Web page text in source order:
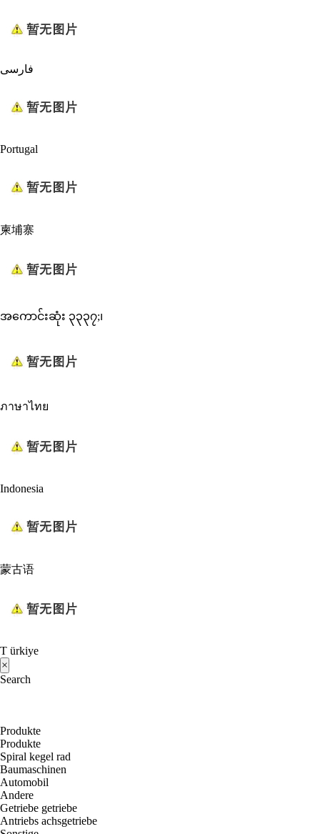
فارسی
Portugal
柬埔寨
အကောင်းဆုံး ၃၃၃၇;၊
ภาษาไทย
Indonesia
蒙古语
T ürkiye
×
Search
Produkte
Produkte
Spiral kegel rad
Baumaschinen
Automobil
Andere
Getriebe getriebe
Antriebs achsgetriebe